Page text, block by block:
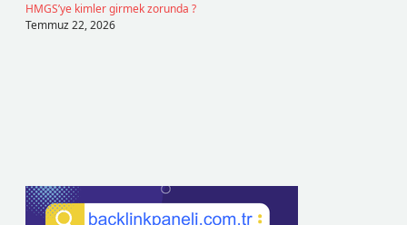
HMGS’ye kimler girmek zorunda ?
Temmuz 22, 2026